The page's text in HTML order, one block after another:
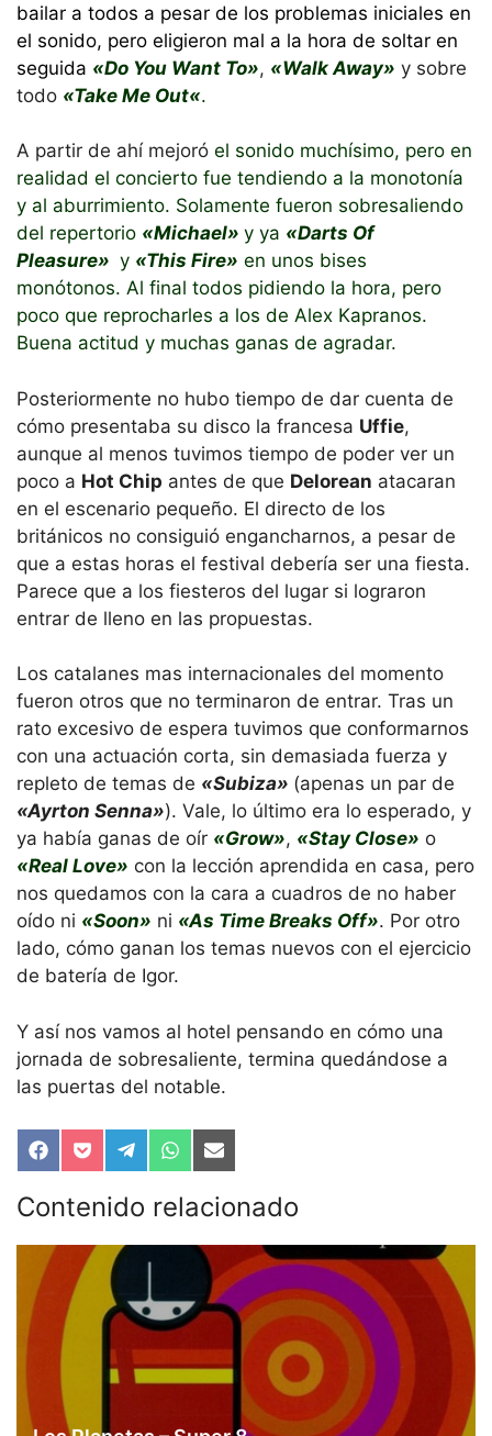
bailar a todos a pesar de los problemas iniciales en
el sonido, pero eligieron mal a la hora de soltar en
seguida «Do You Want To», «Walk Away» y sobre
todo «Take Me Out«.
A partir de ahí mejoró el sonido muchísimo, pero en
realidad el concierto fue tendiendo a la monotonía
y al aburrimiento. Solamente fueron sobresaliendo
del repertorio «Michael» y ya «Darts Of
Pleasure» y «This Fire» en unos bises
monótonos. Al final todos pidiendo la hora, pero
poco que reprocharles a los de Alex Kapranos.
Buena actitud y muchas ganas de agradar.
Posteriormente no hubo tiempo de dar cuenta de
cómo presentaba su disco la francesa Uffie,
aunque al menos tuvimos tiempo de poder ver un
poco a Hot Chip antes de que Delorean atacaran
en el escenario pequeño. El directo de los
británicos no consiguió engancharnos, a pesar de
que a estas horas el festival debería ser una fiesta.
Parece que a los fiesteros del lugar si lograron
entrar de lleno en las propuestas.
Los catalanes mas internacionales del momento
fueron otros que no terminaron de entrar. Tras un
rato excesivo de espera tuvimos que conformarnos
con una actuación corta, sin demasiada fuerza y
repleto de temas de «Subiza» (apenas un par de
«Ayrton Senna»). Vale, lo último era lo esperado, y
ya había ganas de oír «Grow», «Stay Close» o
«Real Love» con la lección aprendida en casa, pero
nos quedamos con la cara a cuadros de no haber
oído ni «Soon» ni «As Time Breaks Off». Por otro
lado, cómo ganan los temas nuevos con el ejercicio
de batería de Igor.
Y así nos vamos al hotel pensando en cómo una
jornada de sobresaliente, termina quedándose a
las puertas del notable.
Compartir
en
Facebook
Compartir
en
Pocket
Compartir
en
Telegram
Compartir
en
WhatsApp
Compartir
en
Email
Contenido relacionado